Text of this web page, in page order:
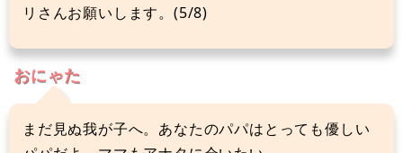
リさんお願いします。(5/8)
おにゃた
まだ見ぬ我が子へ。あなたのパパはとっても優しい